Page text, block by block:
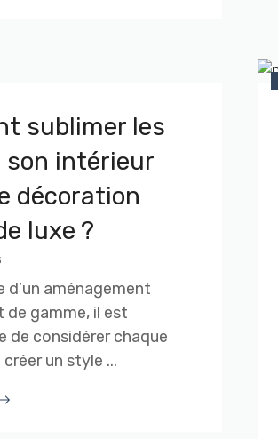
sublimer les
son intérieur
décoration
luxe ?
d’un aménagement
de gamme, il est
de considérer chaque
un style ...